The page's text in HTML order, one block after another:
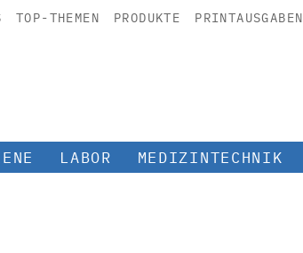
TOP-THEMEN PRODUKTE PRINTAUSGABEN
LABOR MEDIZINTECHNIK